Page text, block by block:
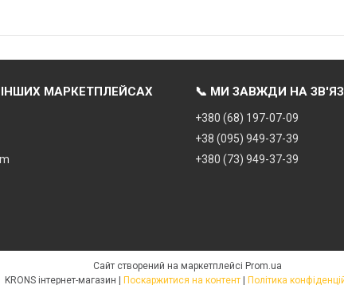
МАРКЕТПЛЕЙСАХ 📞 МИ ЗАВЖДИ НА
+380 (68) 197-07-09
+38 (095) 949-37-39
+380 (73) 949-37-39
Сайт створений на маркетплейсі Prom.ua
Поскаржитися на контент Політика